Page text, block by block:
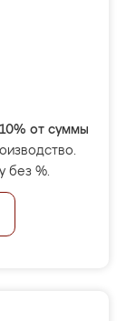
10% от суммы
без %.